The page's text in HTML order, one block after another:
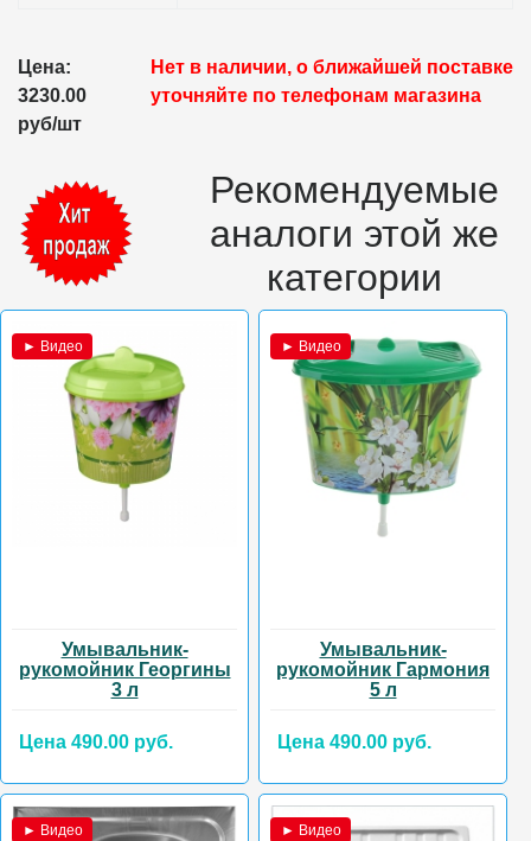
Цена:
3230.00
руб/шт
Нет в наличии, о ближайшей поставке
уточняйте по телефонам магазина
Рекомендуемые
аналоги этой же
категории
► Видео
Умывальник-
рукомойник Георгины
3 л
Цена 490.00 руб.
► Видео
Умывальник-
рукомойник Гармония
5 л
Цена 490.00 руб.
► Видео ► Видео